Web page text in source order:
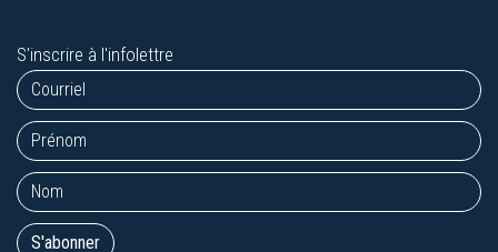
S'inscrire à l'infolettre